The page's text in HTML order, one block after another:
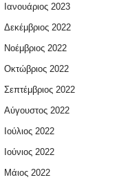
Ιανουάριος 2023
Δεκέμβριος 2022
Νοέμβριος 2022
Οκτώβριος 2022
Σεπτέμβριος 2022
Αύγουστος 2022
Ιούλιος 2022
Ιούνιος 2022
Μάιος 2022